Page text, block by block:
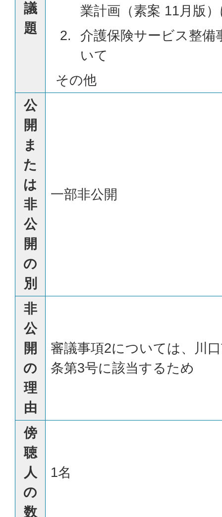
議
題
業計画（素案 11月版
介護保険サービス整備
いて
その他
公
開
ま
た
は
非
公
開
の
別
一部非公開
非
公
開
の
理
由
審議事項2については、川
条第3号に該当するため
傍
聴
人
の
数
1名